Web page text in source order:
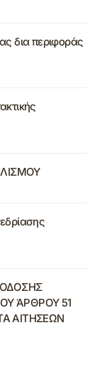
δια περιφοράς
ΆΡΘΡΟΥ 51
ΑΙΤΗΣΕΩΝ